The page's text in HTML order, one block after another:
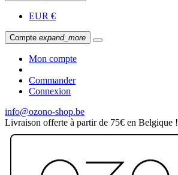
EUR €
Compte expand_more
Mon compte
Commander
Connexion
info@ozono-shop.be
Livraison offerte à partir de 75€ en Belgique !